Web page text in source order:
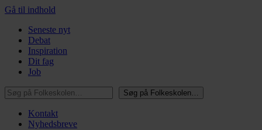
Gå til indhold
Seneste nyt
Debat
Inspiration
Dit fag
Job
Søg på Folkeskolen…
Søg på Folkeskolen…
Kontakt
Nyhedsbreve